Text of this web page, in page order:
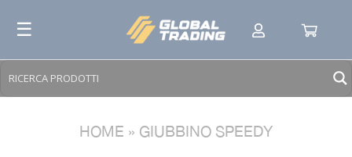
content
☰
HOME » GIUBBINO SPEEDY